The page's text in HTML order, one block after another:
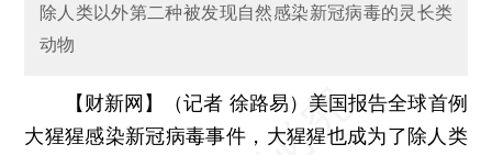
除人类以外第二种被发现自然感染新冠病毒的灵长类
动物
【财新网】（记者 徐路易） 美国报告全球首例
大猩猩感染新冠病毒事件，大猩猩也成为了除人类